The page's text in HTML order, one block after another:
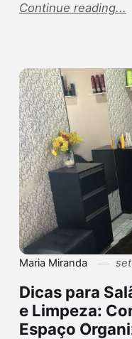
Continue reading...
Maria Miranda
Dicas para
e Limpeza:
Espaço